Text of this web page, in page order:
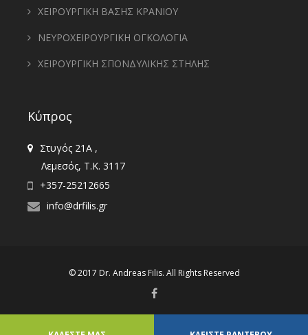
ΧΕΙΡΟΥΡΓΙΚΗ ΒΑΣΗΣ ΚΡΑΝΙΟΥ
ΝΕΥΡΟΧΕΙΡΟΥΡΓΙΚΗ ΟΓΚΟΛΟΓΙΑ
ΧΕΙΡΟΥΡΓΙΚΗ ΣΠΟΝΔΥΛΙΚΗΣ ΣΤΗΛΗΣ
Κύπρος
Στυγός 21Α ,
Λεμεσός, T.K. 3117
+357-25212665
info@drfilis.gr
© 2017 Dr. Andreas Filis. All Rights Reserved